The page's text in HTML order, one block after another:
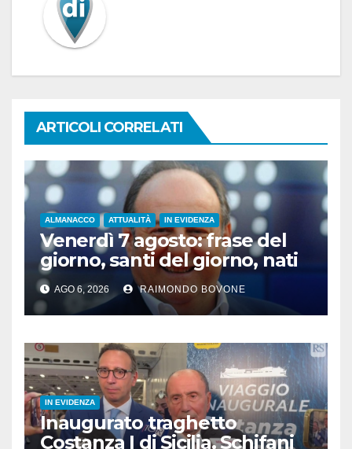
ARTICOLI CORRELATI
ALMANACCO ATTUALITÀ IN EVIDENZA
Venerdì 7 agosto: frase del
giorno, santi del giorno, nati
famosi, accadde oggi
AGO 6, 2026 RAIMONDO BOVONE
IN EVIDENZA
Inaugurato traghetto
Costanza I di Sicilia, Schifani